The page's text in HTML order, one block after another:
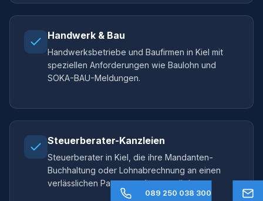
Handwerk & Bau
Handwerksbetriebe und Baufirmen in Kiel mit
speziellen Anforderungen wie Baulohn und
SOKA-BAU-Meldungen.
Steuerberater-Kanzleien
Steuerberater in Kiel, die ihre Mandanten-
Buchhaltung oder Lohnabrechnung an einen
verlässlichen Partner auslagern möchten.
089 250 038 300